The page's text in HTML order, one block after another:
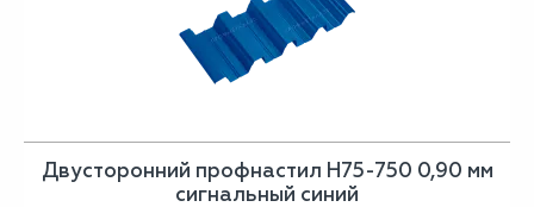
Двусторонний профнастил Н75-750 0,90 мм
сигнальный синий